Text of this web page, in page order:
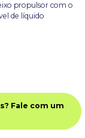
propulsor com o
de líquido
Fale com um